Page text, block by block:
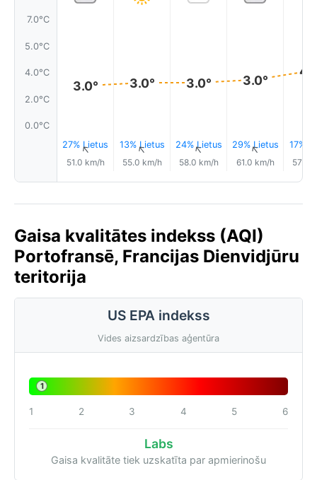
7.0°C
5.0°C
4.0°C
2.0°C
0.0°C
3.0°
27% Lietus
↑
51.0 km/h
3.0°
13% Lietus
↑
55.0 km/h
3.0°
24% Lietus
↑
58.0 km/h
3.0°
29% Lietus
↑
61.0 km/h
17%
57.0
Gaisa kvalitātes indekss (AQI)
Portofransē, Francijas Dienvidjūru
teritorija
US EPA indekss
Vides aizsardzības aģentūra
1
1 2 3 4 5 6
Labs
Gaisa kvalitāte tiek uzskatīta par apmierinošu